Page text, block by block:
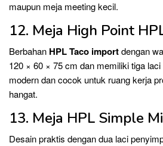
maupun meja meeting kecil.
12. Meja High Point
Berbahan HPL Taco importdengan
120 × 60 × 75 cm dan memiliki tiga
modern dan cocok untuk ruang kerja
hangat.
13. Meja HPL Simple
Desain praktis dengan dua laci